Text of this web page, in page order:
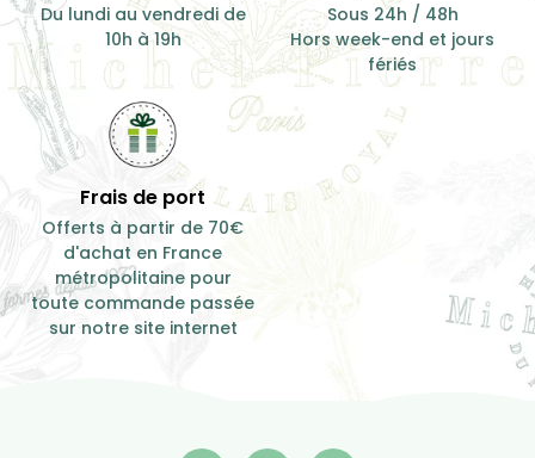
Du lundi au vendredi de
10h à 19h
Sous 24h / 48h
Hors week-end et jours
fériés
Frais de port
Offerts à partir de 70€
d'achat en France
métropolitaine pour
toute commande passée
sur notre site internet